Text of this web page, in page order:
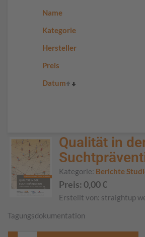
Name
Kategorie
Hersteller
Preis
Datum
Qualität in
Kategorie: Berichte
Preis: 0,00€
Erstellt von: straightup
Tagungsdokumentation